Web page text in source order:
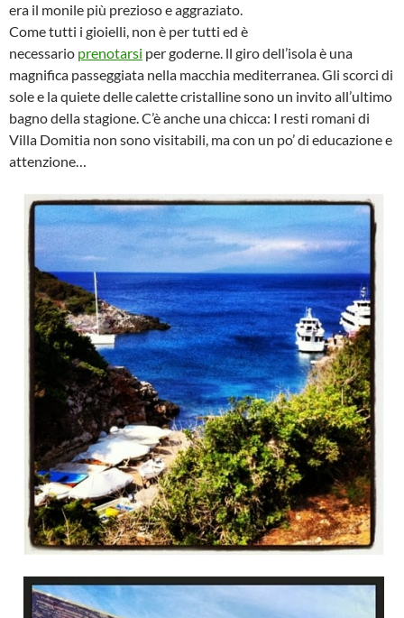
era il monile più prezioso e aggraziato.
Come tutti i gioielli, non è per tutti ed è
necessario prenotarsi per goderne. ll giro dell’isola è una
magnifica passeggiata nella macchia mediterranea. Gli scorci di
sole e la quiete delle calette cristalline sono un invito all’ultimo
bagno della stagione. C’è anche una chicca: I resti romani di
Villa Domitia non sono visitabili, ma con un po’ di educazione e
attenzione…